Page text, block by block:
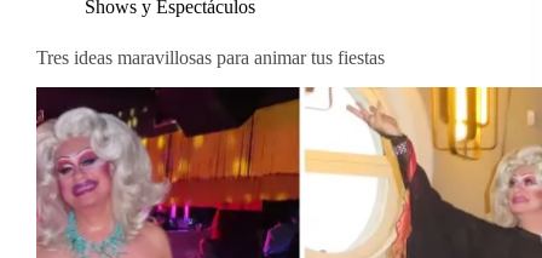
Shows y Espectáculos
Tres ideas maravillosas para animar tus fiestas